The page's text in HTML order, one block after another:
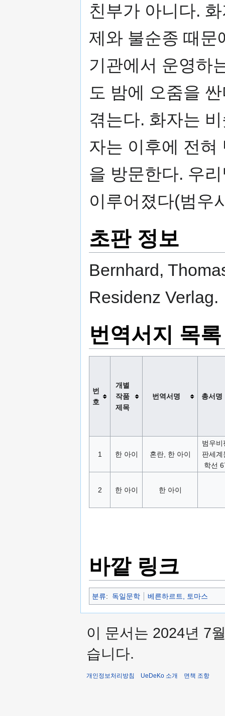
친부가 아니다.
제와 불순종 때문
기관에서 운영하
도 밤에 오줌을
겪는다. 화자는
자는 이후에 전혀
을 방문한다. 우
이루어졌다(범우
초판 정보
Bernhard,
Residenz Verlag.
번역서지 목록
번
호
개별
작품
제목
번역서명 총서명
1 한 아이 혼란, 한 아이
범우비
판세계
학선
2 한 아이 한 아이
바깥 링크
분류: 독일문학 베른하르트, 토마스
이 문서는 2024년 7
습니다.
개인정보처리방침 UeDeKo 소개 면책 조항